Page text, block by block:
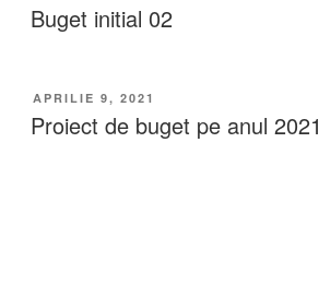
Buget initial 02
APRILIE 9, 2021
Proiect de buget pe anul 2021